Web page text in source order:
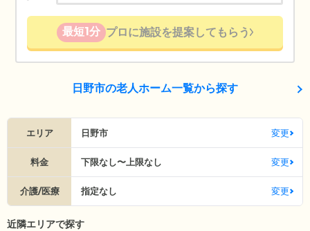
最短1分 プロに施設を提案してもらう
日野市の老人ホーム一覧から探す
エリア 日野市 変更
料金 下限なし〜上限なし 変更
介護/医療 指定なし 変更
近隣エリアで探す